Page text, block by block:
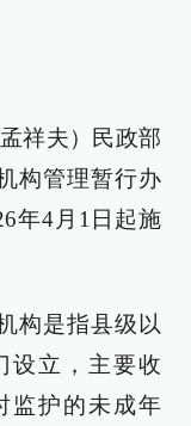
祥夫）民政部
构管理暂行办
年4月1日起施
构是指县级以
设立，主要收
监护的未成年